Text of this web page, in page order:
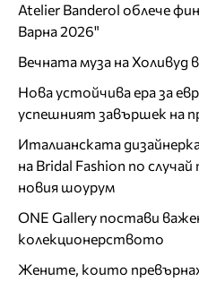
Atelier Banderol облече
Варна 2026"
Вечната муза на Холивуд
Нова устойчива ера за
успешният завършек на
Италианската
на Bridal Fashion по
новия шоурум
ONE Gallery постави
колекционерството
Жените, които